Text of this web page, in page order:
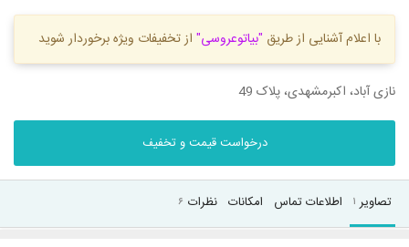
با اعلام آشنایی از طریق "بیاتوعروسی" از تخفیفات ویژه برخوردار شوید
نازی آباد، اکبرمشهدی، پلاک 49
درخواست قیمت و تخفیف
تصاویر ۱ اطلاعات تماس امکانات نظرات ۶